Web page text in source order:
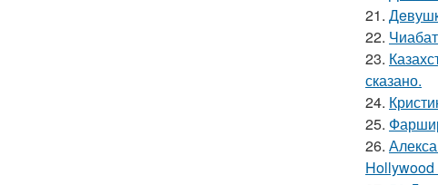
21.
22.
23.
сказано.
24.
25.
26.
Hollywood